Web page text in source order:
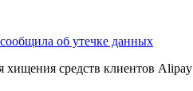
об утечке данных
хищения средств клиентов Alipay